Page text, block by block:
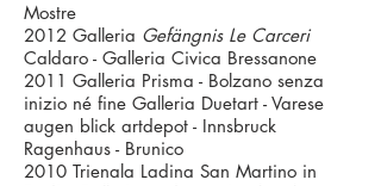
Mostre
2012 Galleria Gefängnis Le Carceri
Caldaro - Galleria Civica Bressanone
2011 Galleria Prisma - Bolzano senza
inizio né fine Galleria Duetart - Varese
augen blick artdepot - Innsbruck
Ragenhaus - Brunico
2010 Trienala Ladina San Martino in